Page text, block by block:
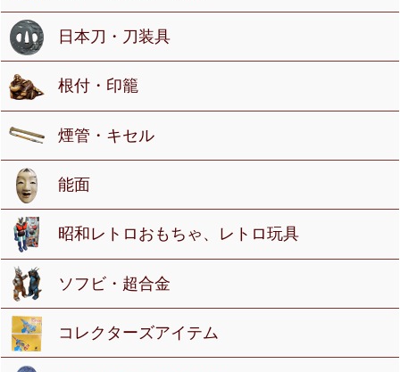
日本刀・刀装具
根付・印籠
煙管・キセル
能面
昭和レトロおもちゃ、レトロ玩具
ソフビ・超合金
コレクターズアイテム